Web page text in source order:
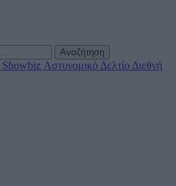
Αναζήτηση
Showbiz Αστυνομικό Δελτίο Διεθνή